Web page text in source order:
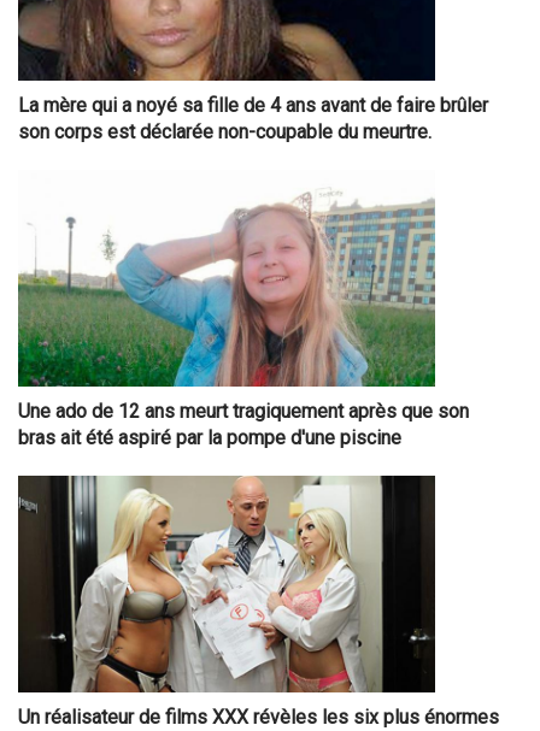
La mère qui a noyé sa fille de 4 ans avant de faire brûler
son corps est déclarée non-coupable du meurtre.
Une ado de 12 ans meurt tragiquement après que son
bras ait été aspiré par la pompe d'une piscine
Un réalisateur de films XXX révèles les six plus énormes